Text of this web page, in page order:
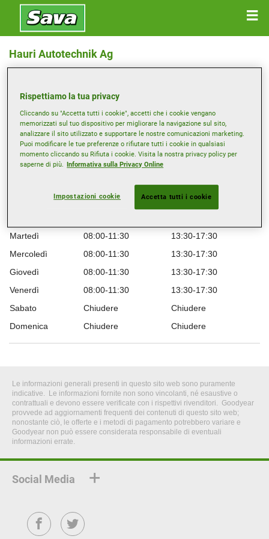
Hauri Autotechnik Ag
Visualizza numero di telefono
info@hauriautotechnik.ch
Orario di apertura
Martedì
08:00-11:30
13:30-17:30
Mercoledì
08:00-11:30
13:30-17:30
Giovedì
08:00-11:30
13:30-17:30
Venerdì
08:00-11:30
13:30-17:30
Sabato
Chiudere
Chiudere
Domenica
Chiudere Chiudere
Le informazioni generali presenti in questo sito web sono puramente
indicative. Le informazioni fornite non sono vincolanti, né esaustive o
contrattuali e devono essere verificate con i rispettivi rivenditori. Goodyear
provvede ad aggiornamenti frequenti dei contenuti di questo sito web;
nonostante ciò, le offerte e i metodi di pagamento potrebbero variare e
Goodyear non può essere considerata responsabile di eventuali
informazioni errate.
Social Media
FacebookTwitter
Rispettiamo la tua privacy
Cliccando su "Accetta tutti i cookie", accetti che i cookie vengano
memorizzati sul tuo dispositivo per migliorare la navigazione sul sito,
analizzare il sito utilizzato e supportare le nostre comunicazioni marketing.
Puoi modificare le tue preferenze o rifiutare tutti i cookie in qualsiasi
momento cliccando su Rifiuta i cookie. Visita la nostra privacy policy per
saperne di più. Informativa sulla Privacy Online
Impostazioni cookie Accetta tutti i cookie